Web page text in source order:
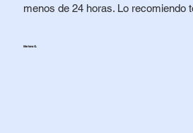
menos de 24 horas. Lo recomiendo
Mariana G.